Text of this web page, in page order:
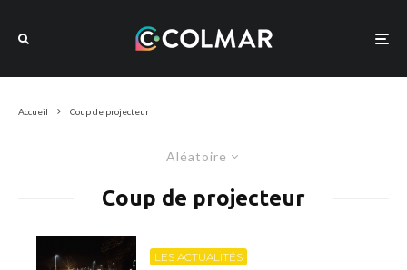
Accueil Coup de projecteur
Aléatoire
Coup de projecteur
LES ACTUALITÉS